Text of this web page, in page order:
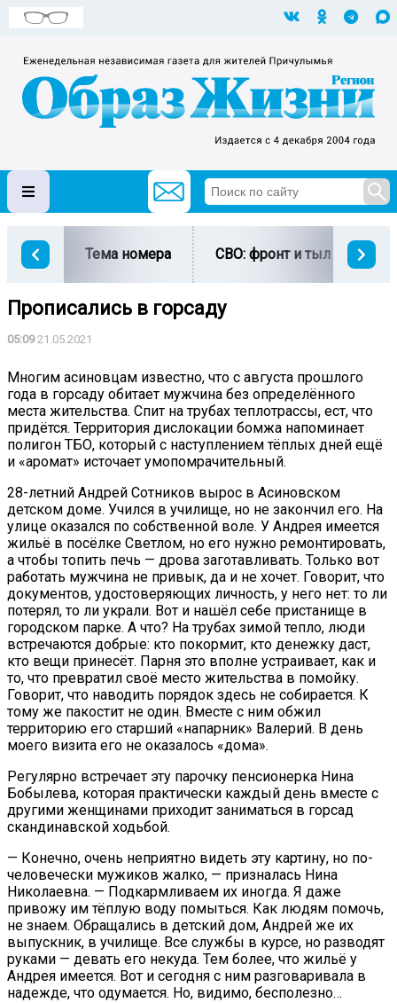
Тема номера СВО: фронт и тыл
Прописались в горсаду
05:0921.05.2021
Многим асиновцам известно, что с августа прошлого
года в горсаду обитает мужчина без определённого
места жительства. Спит на трубах теплотрассы, ест, что
придётся. Территория дислокации бомжа напоминает
полигон ТБО, который с наступлением тёплых дней ещё
и «аромат» источает умопомрачительный.
28-летний Андрей Сотников вырос в Асиновском
детском доме. Учился в училище, но не закончил его. На
улице оказался по собственной воле. У Андрея имеется
жильё в посёлке Светлом, но его нужно ремонтировать,
а чтобы топить печь — дрова заготавливать. Только вот
работать мужчина не привык, да и не хочет. Говорит, что
документов, удостоверяющих личность, у него нет: то ли
потерял, то ли украли. Вот и нашёл себе пристанище в
городском парке. А что? На трубах зимой тепло, люди
встречаются добрые: кто покормит, кто денежку даст,
кто вещи принесёт. Парня это вполне устраивает, как и
то, что превратил своё место жительства в помойку.
Говорит, что наводить порядок здесь не собирается. К
тому же пакостит не один. Вместе с ним обжил
территорию его старший «напарник» Валерий. В день
моего визита его не оказалось «дома».
Регулярно встречает эту парочку пенсионерка Нина
Бобылева, которая практически каждый день вместе с
другими женщинами приходит заниматься в горсад
скандинавской ходьбой.
— Конечно, очень неприятно видеть эту картину, но по-
человечески мужиков жалко, — призналась Нина
Николаевна. — Подкармливаем их иногда. Я даже
привожу им тёплую воду помыться. Как людям помочь,
не знаем. Обращались в детский дом, Андрей же их
выпускник, в училище. Все службы в курсе, но разводят
руками — девать его некуда. Тем более, что жильё у
Андрея имеется. Вот и сегодня с ним разговаривала в
надежде, что одумается. Но, видимо, бесполезно…